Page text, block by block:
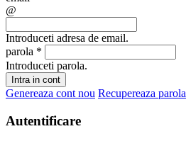
@
Introduceti adresa de email.
parola *
Introduceti parola.
Intra in cont
Genereaza cont nou Recupereaza parola
Autentificare